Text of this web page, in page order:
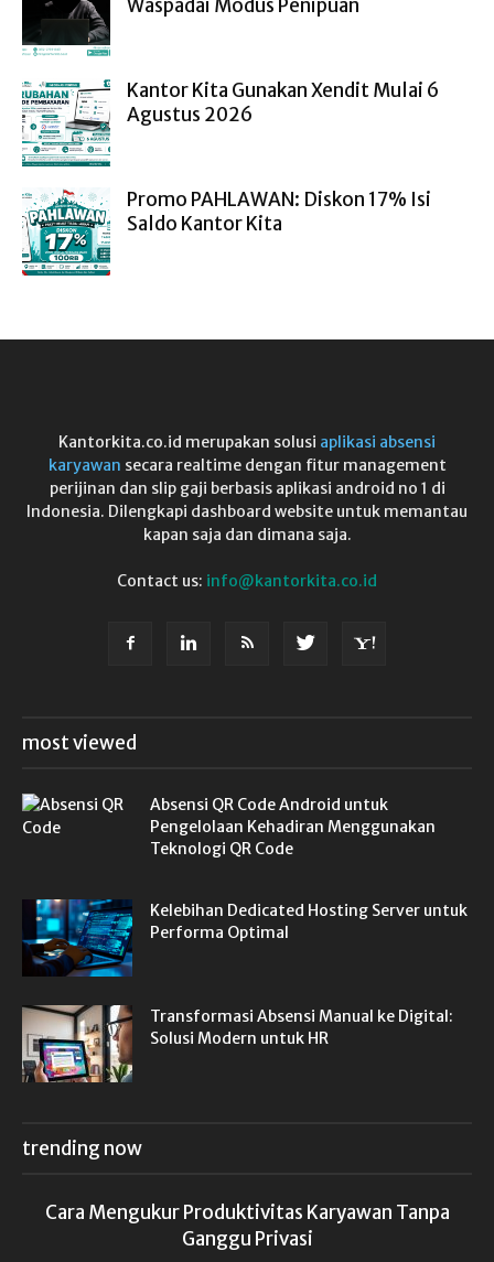
Waspadai Modus Penipuan
Kantor Kita Gunakan Xendit Mulai 6
Agustus 2026
Promo PAHLAWAN: Diskon 17% Isi
Saldo Kantor Kita
Kantorkita.co.id merupakan solusi aplikasi absensi
karyawan secara realtime dengan fitur management
perijinan dan slip gaji berbasis aplikasi android no 1 di
Indonesia. Dilengkapi dashboard website untuk memantau
kapan saja dan dimana saja.
Contact us: info@kantorkita.co.id
most viewed
Absensi QR Code Android untuk
Pengelolaan Kehadiran Menggunakan
Teknologi QR Code
Kelebihan Dedicated Hosting Server untuk
Performa Optimal
Transformasi Absensi Manual ke Digital:
Solusi Modern untuk HR
trending now
Cara Mengukur Produktivitas Karyawan Tanpa
Ganggu Privasi